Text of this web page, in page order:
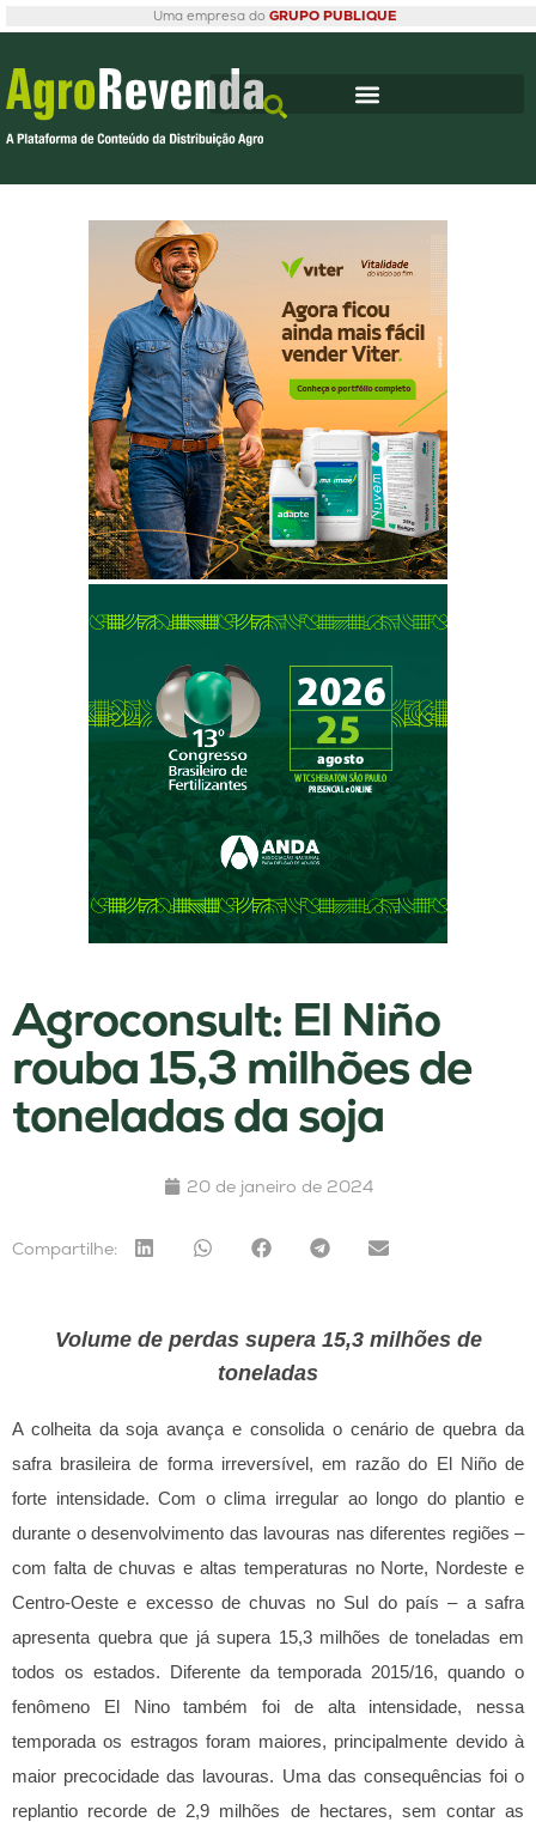
Uma empresa do GRUPO PUBLIQUE
Agroconsult: El Niño
rouba 15,3 milhões de
toneladas da soja
20 de janeiro de 2024
Compartilhe:
Volume de perdas supera 15,3 milhões de
toneladas
A colheita da soja avança e consolida o cenário de quebra da
safra brasileira de forma irreversível, em razão do El Niño de
forte intensidade. Com o clima irregular ao longo do plantio e
durante o desenvolvimento das lavouras nas diferentes regiões –
com falta de chuvas e altas temperaturas no Norte, Nordeste e
Centro-Oeste e excesso de chuvas no Sul do país – a safra
apresenta quebra que já supera 15,3 milhões de toneladas em
todos os estados. Diferente da temporada 2015/16, quando o
fenômeno El Nino também foi de alta intensidade, nessa
temporada os estragos foram maiores, principalmente devido à
maior precocidade das lavouras. Uma das consequências foi o
replantio recorde de 2,9 milhões de hectares, sem contar as